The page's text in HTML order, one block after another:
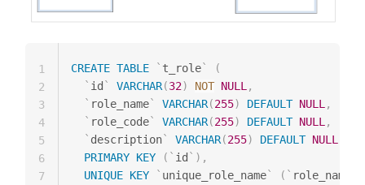
CREATE TABLE ` t_role`
(
` id` VARCHAR(32) NOT NULL ,
` role_name` VARCHAR(255) DEFAULT NULL ,
` role_code` VARCHAR(255) DEFAULT NULL ,
` description` VARCHAR(255) DEFAULT NULL
PRIMARY KEY ( ` id` ) ,
UNIQUE KEY ` unique_role_name` ( ` role_name
1
2
3
4
5
6
7